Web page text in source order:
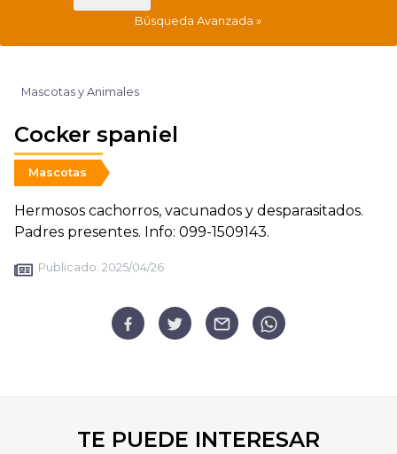
Búsqueda Avanzada
Mascotas y Animales
Cocker spaniel
Mascotas
Hermosos cachorros, vacunados y desparasitados.
Padres presentes. Info: 099-1509143.
Publicado: 2025/04/26
TE PUEDE INTERESAR